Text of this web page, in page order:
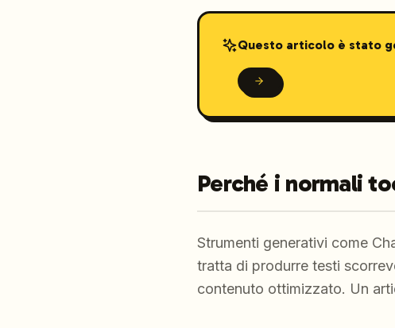
Questo articolo è stato
Perché i normali
Strumenti generativi come
tratta di produrre testi
contenuto ottimizzato. Un